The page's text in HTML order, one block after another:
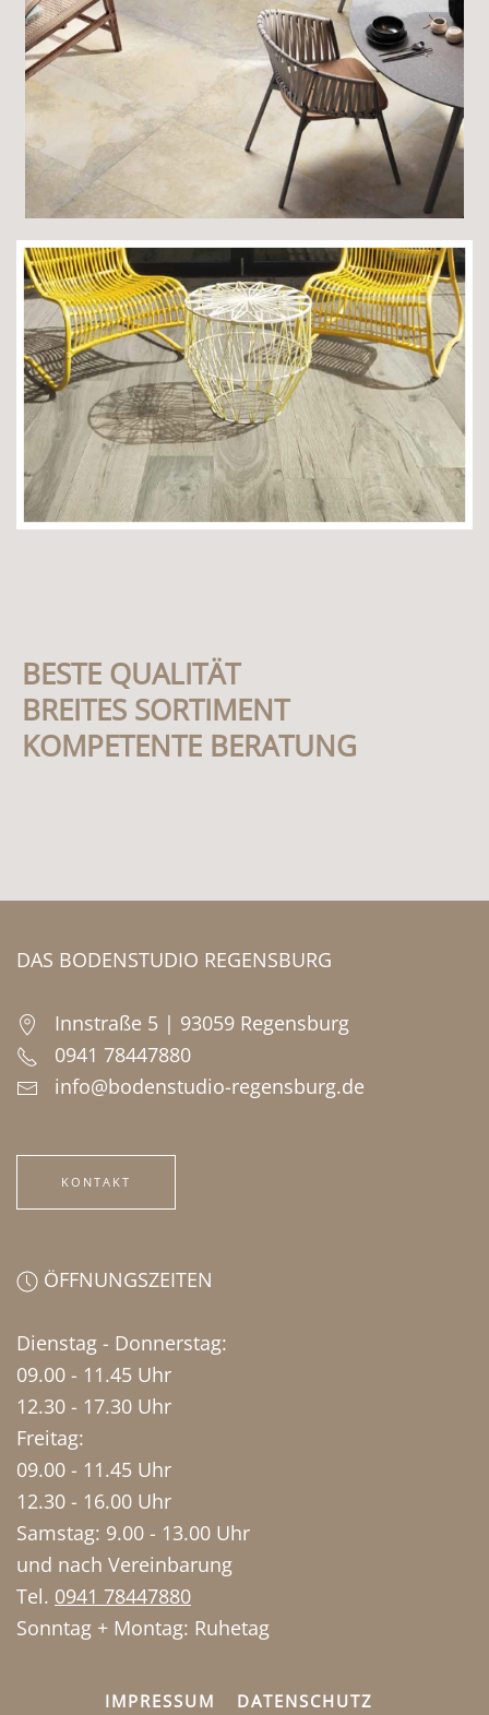
BESTE QUALITÄT
BREITES SORTIMENT
KOMPETENTE BERATUNG
DAS BODENSTUDIO REGENSBURG
Innstraße 5 | 93059 Regensburg
0941 78447880
info@bodenstudio-regensburg.de
KONTAKT
ÖFFNUNGSZEITEN
Dienstag - Donnerstag:
09.00 - 11.45 Uhr
12.30 - 17.30 Uhr
Freitag:
09.00 - 11.45 Uhr
12.30 - 16.00 Uhr
Samstag: 9.00 - 13.00 Uhr
und nach Vereinbarung
Tel. 0941 78447880
Sonntag + Montag: Ruhetag
IMPRESSUM DATENSCHUTZ